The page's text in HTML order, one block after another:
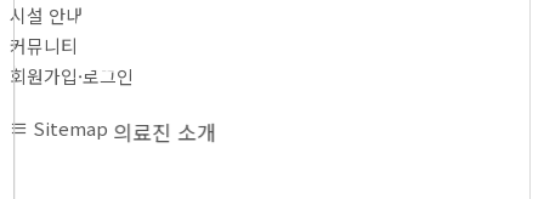
시설 안내
커뮤니티
회원가입·로그인
Sitemap
● 사단법인 누가 참의
● 오시는 길
의료진 소개